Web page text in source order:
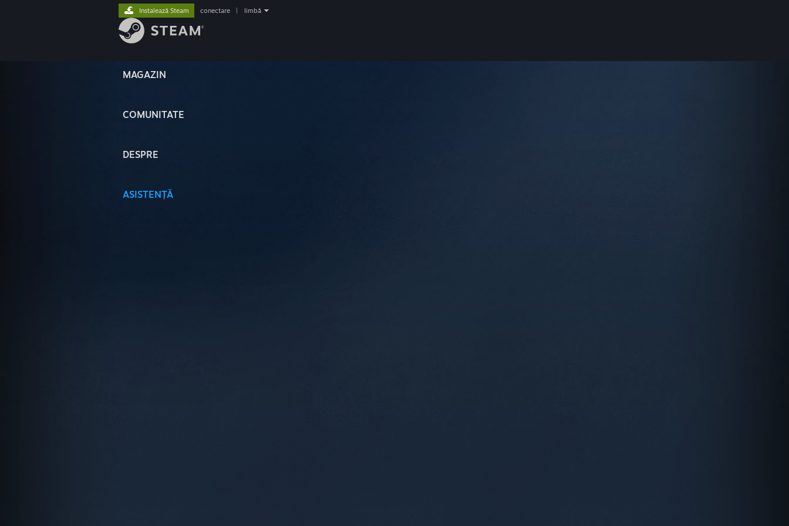
MAGAZIN
COMUNITATE
DESPRE
ASISTENȚĂ
Instalează Steam conectare limbă